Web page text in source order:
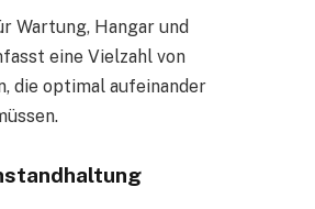
Wartung, Hangar und
eine Vielzahl von
die optimal aufeinander